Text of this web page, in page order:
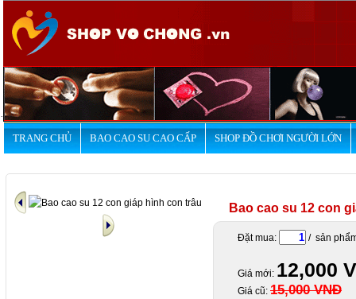
TRANG CHỦ BAO CAO SU CAO CẤP SHOP ĐỒ CHƠI NGƯỜI LỚN
Bao cao su 12 con
Đặt mua: / sản
Giá mới: 12,000
Giá cũ: 15,000 VNĐ